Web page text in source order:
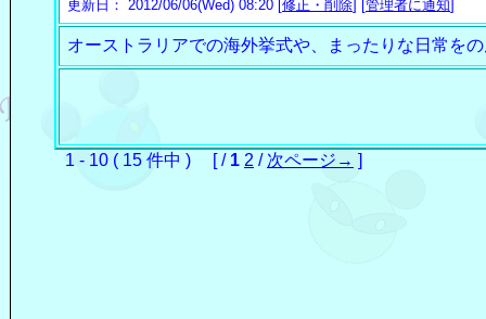
更新日： 2012/06/06(Wed) 08:20 [修正・削除] [管理者に通知]
オーストラリアでの海外挙式や、まったりな日常を
1 - 10 ( 15 件中 ) [ / 1 2 / 次ページ→ ]